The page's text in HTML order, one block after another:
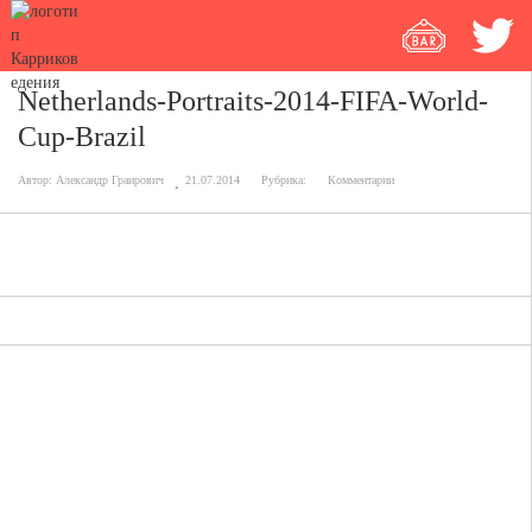
Netherlands-Portraits-2014-FIFA-World-
Cup-Brazil
Автор: Александр Граирович 21.07.2014 Рубрика: Комментарии